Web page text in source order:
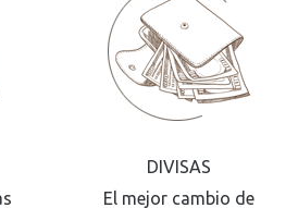
DIVISAS
El mejor cambio de